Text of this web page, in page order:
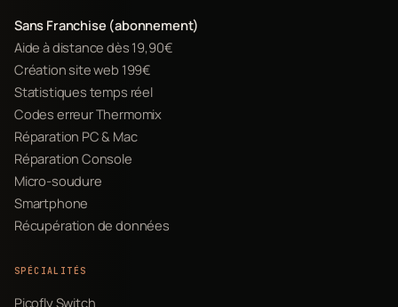
Sans Franchise (abonnement)
Aide à distance dès 19,90€
Création site web 199€
Statistiques temps réel
Codes erreur Thermomix
Réparation PC & Mac
Réparation Console
Micro-soudure
Smartphone
Récupération de données
SPÉCIALITÉS
Picofly Switch